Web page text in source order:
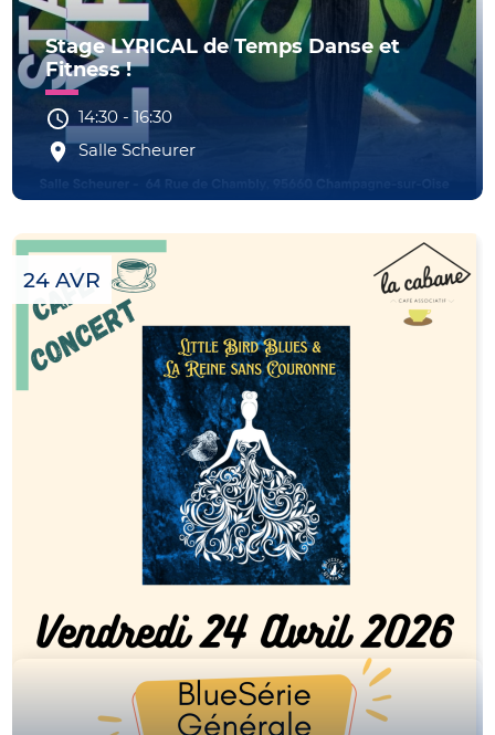
Stage LYRICAL de Temps Danse et
Fitness !
14:30 -16:30
Salle Scheurer
24 AVR